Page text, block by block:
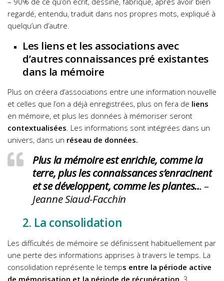
regardé, entendu, traduit dans nos propres mots, expliqué à
quelqu’un d’autre.
Les liens et les associations avec
d’autres connaissances pré existantes
dans la mémoire
Plus on créera d’associations entre une information nouvelle
et celles que l’on a déjà enregistrées, plus on fera de liens
en mémoire, et plus les données à mémoriser seront
contextualisées. Les informations sont intégrées dans un
univers, dans un réseau de données.
Plus la mémoire est enrichie, comme la
terre, plus les connaissances s’enracinent
et se développent, comme les plantes... –
Jeanne Siaud-Facchin
2. La consolidation
Les difficultés de mémoire se définissent habituellement par
une perte des informations apprises à travers le temps. La
consolidation représente le temps entre la période active